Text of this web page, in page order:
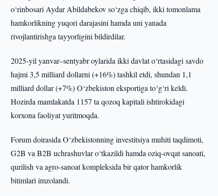
o‘rinbosari Aydar Abildabekov so‘zga chiqib, ikki tomonlama
hamkorlikning yuqori darajasini hamda uni yanada
rivojlantirishga tayyorligini bildirdilar.
2025-yil yanvar–sentyabr oylarida ikki davlat o‘rtasidagi savdo
hajmi 3,5 milliard dollarni (+16%) tashkil etdi, shundan 1,1
milliard dollar (+7%) O‘zbekiston eksportiga to‘g‘ri keldi.
Hozirda mamlakatda 1157 ta qozoq kapitali ishtirokidagi
korxona faoliyat yuritmoqda.
Forum doirasida O‘zbekistonning investitsiya muhiti taqdimoti,
G2B va B2B uchrashuvlar o‘tkazildi hamda oziq-ovqat sanoati,
qurilish va agro-sanoat kompleksida bir qator hamkorlik
bitimlari imzolandi.